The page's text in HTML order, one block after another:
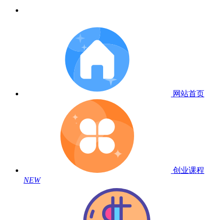
网站首页
创业课程
NEW